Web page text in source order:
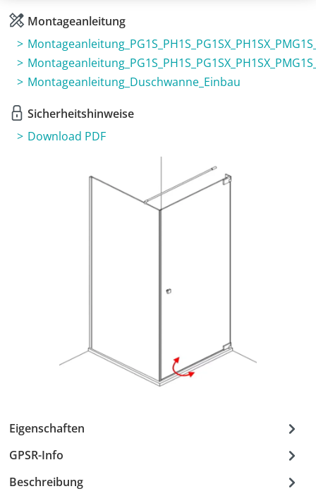
Montageanleitung
Montageanleitung_Duschwanne_Einbau
Sicherheitshinweise
Download PDF
Eigenschaften
GPSR-Info
Beschreibung